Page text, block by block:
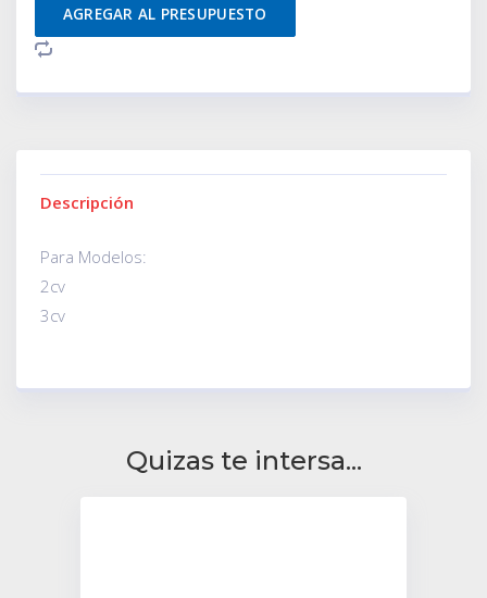
AGREGAR AL PRESUPUESTO
Descripción
Para Modelos:
2cv
3cv
Quizas te intersa...